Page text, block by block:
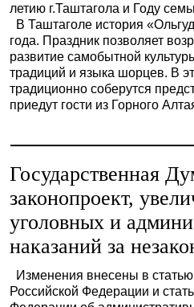
летию г.Таштагола и Году
В Таштаголе история
года. Праздник позволяет
развитие самобытной
традиций и языка шорцев. В
традиционно соберутся
приедут гости из Горного
Государственная
законопроект,
уголовных и
наказаний за
Изменения внесены в статью
Российской Федерации и